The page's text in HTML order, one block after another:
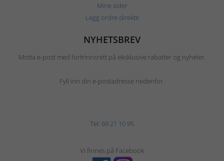
Mine sider
Legg ordre direkte
NYHETSBREV
Motta e-post med fortrinnsrett på eksklusive rabatter og nyheter.
Fyll inn din e-postadresse nedenfor.
Tel: 69 21 10 95
Vi finnes på Facebook